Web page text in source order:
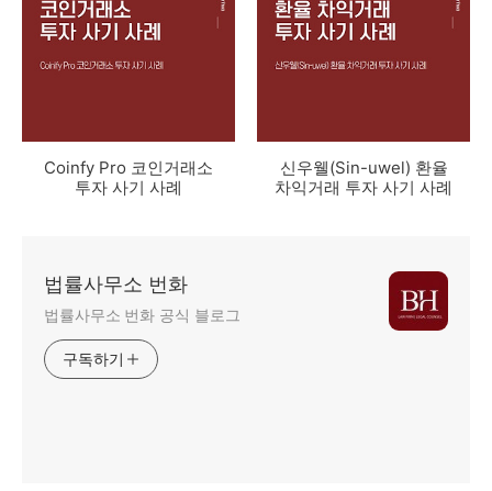
Coinfy Pro 코인거래소
투자 사기 사례
신우웰(Sin-uwel) 환율
차익거래 투자 사기 사례
법률사무소 번화
법률사무소 번화 공식 블로그
구독하기